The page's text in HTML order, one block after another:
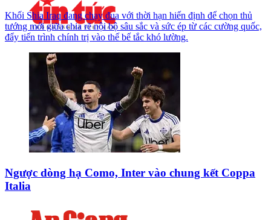
Khối Shia Iraq đang chạy đua với thời hạn hiến định để chọn thủ
tướng mới giữa chia rẽ nội bộ sâu sắc và sức ép từ các cường quốc,
đẩy tiến trình chính trị vào thế bế tắc khó lường.
Ngược dòng hạ Como, Inter vào chung kết Coppa
Italia